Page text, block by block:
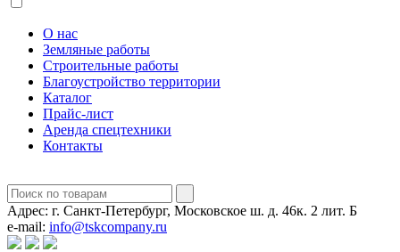
О нас
Земляные работы
Строительные работы
Благоустройство территории
Каталог
Прайс-лист
Аренда спецтехники
Контакты
Адрес: г. Санкт-Петербург, Московское ш. д. 46к. 2 лит. Б
e-mail: info@tskcompany.ru